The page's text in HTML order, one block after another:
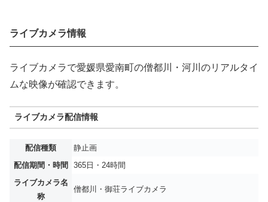
ライブカメラ情報
ライブカメラで愛媛県愛南町の僧都川・河川のリアルタイ
ムな映像が確認できます。
ライブカメラ配信情報
配信種類
静止画
配信期間・時間
365日・24時間
ライブカメラ名
称
僧都川・御荘ライブカメラ